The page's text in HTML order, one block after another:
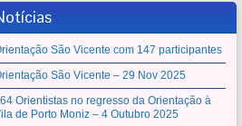
São Vicente com 147 participantes
São Vicente – 29 Nov 2025
Orientistas no regresso da Orientação à
de Porto Moniz – 4 Outubro 2025